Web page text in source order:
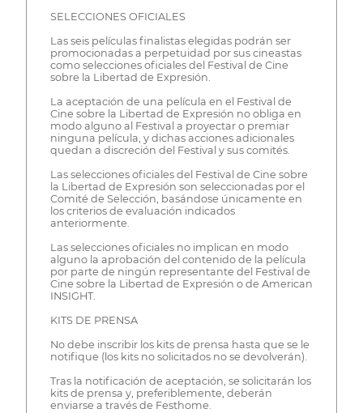
SELECCIONES OFICIALES
Las seis películas finalistas elegidas podrán ser
promocionadas a perpetuidad por sus cineastas
como selecciones oficiales del Festival de Cine
sobre la Libertad de Expresión.
La aceptación de una película en el Festival de
Cine sobre la Libertad de Expresión no obliga en
modo alguno al Festival a proyectar o premiar
ninguna película, y dichas acciones adicionales
quedan a discreción del Festival y sus comités.
Las selecciones oficiales del Festival de Cine sobre
la Libertad de Expresión son seleccionadas por el
Comité de Selección, basándose únicamente en
los criterios de evaluación indicados
anteriormente.
Las selecciones oficiales no implican en modo
alguno la aprobación del contenido de la película
por parte de ningún representante del Festival de
Cine sobre la Libertad de Expresión o de American
INSIGHT.
KITS DE PRENSA
No debe inscribir los kits de prensa hasta que se le
notifique (los kits no solicitados no se devolverán).
Tras la notificación de aceptación, se solicitarán los
kits de prensa y, preferiblemente, deberán
enviarse a través de Festhome.